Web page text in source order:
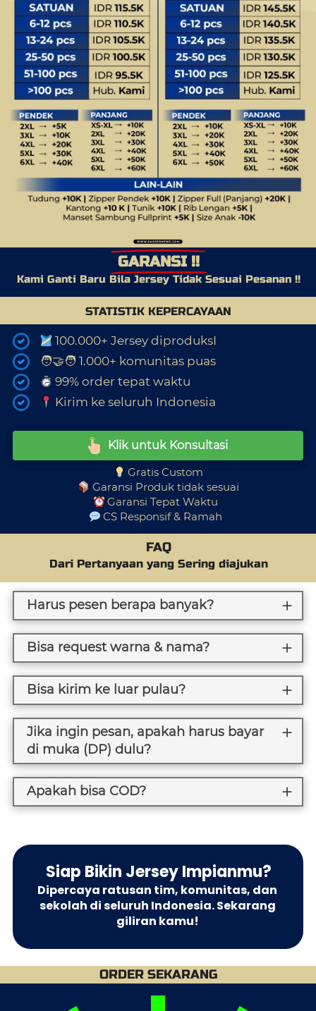
GARANSI !!
Kami Ganti Baru Bila Jersey Tidak Sesuai Pesanan !!
STATISTIK KEPERCAYAAN
100.000+ Jersey diproduksI
🧑‍‍🧑 1.000+ komunitas puas
99% order tepat waktu
Kirim ke seluruh Indonesia
`
Klik untuk Konsultasi
Gratis Custom
Garansi Produk tidak sesuai
Garansi Tepat Waktu
CS Responsif & Ramah
FAQ
Dari Pertanyaan yang Sering diajukan
Harus pesen berapa banyak?
Bisa request warna & nama?
Bisa kirim ke luar pulau?
Jika ingin pesan, apakah harus bayar
di muka (DP) dulu?
Apakah bisa COD?
Siap Bikin Jersey Impianmu?
Dipercaya ratusan tim, komunitas, dan
sekolah di seluruh Indonesia. Sekarang
giliran kamu!
ORDER SEKARANG